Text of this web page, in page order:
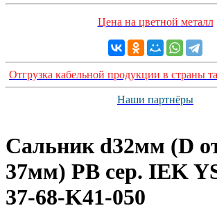
Цена на цветной металл
Отгрузка кабельной продукции в страны
Наши партнёры
Сальник d32мм (D
37мм) РВ сер. IEK
37-68-K41-050